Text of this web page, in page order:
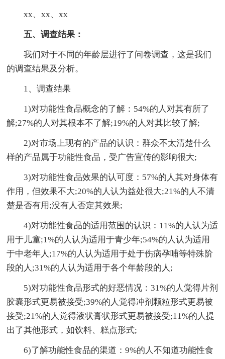
xx、xx、xx
五、调查结果：
我们对于不同的年龄层进行了问卷调查，这是我们
的调查结果及分析。
1、调查结果
1)对功能性食品概念的了解：54%的人对其有所了
解;27%的人对其根本不了解;19%的人对其比较了解;
2)对市场上现有的产品的认识：群众不太清楚什么
样的产品属于功能性食品，受广告宣传的影响很大;
3)对功能性食品效果的认可度：57%的人其对身体有
作用，但效果不大;20%的人认为益处很大;21%的人不清
楚是否有用;没有人否定其效果;
4)对功能性食品的适用范围的认识：11%的人认为适
用于儿童;1%的人认为适用于青少年;54%的人认为适用
于中老年人;17%的人认为适用于处于伤病孕哺等特殊阶
段的人;31%的人认为适用于各个年龄段的人;
5)对功能性食品形式的好恶情况：31%的人觉得片剂
胶囊形式更易被接受;39%的人觉得冲剂颗粒形式更易被
接受;21%的人觉得液状膏状形式更易被接受;11%的人提
出了其他形式，如饮料、糕点形式;
6)了解功能性食品的渠道：9%的人不知道功能性食